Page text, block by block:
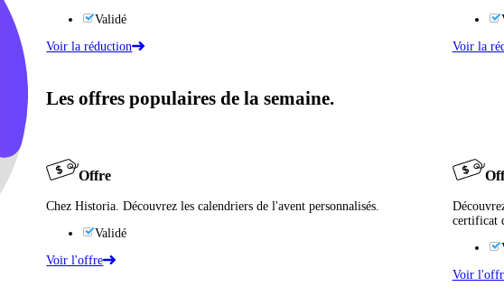
Validé
Voir la réduction
Voir la
Les offres populaires de la semaine.
Offre
Chez Historia. Découvrez les calendriers de l'avent personnalisés.
Validé
Voir l'offre
certificat
Voir